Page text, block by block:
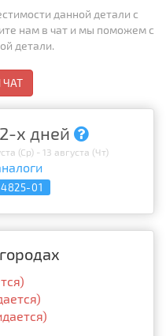
данной детали с
нам в чат и мы поможем с
детали.
х дней
(Ср) - 13 августа (Чт)
4825-01